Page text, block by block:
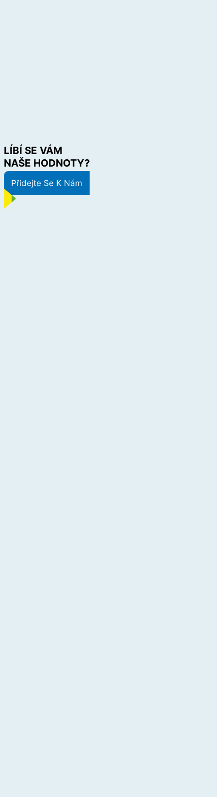
LÍBÍ SE VÁM
NAŠE HODNOTY?
Přidejte Se K Nám